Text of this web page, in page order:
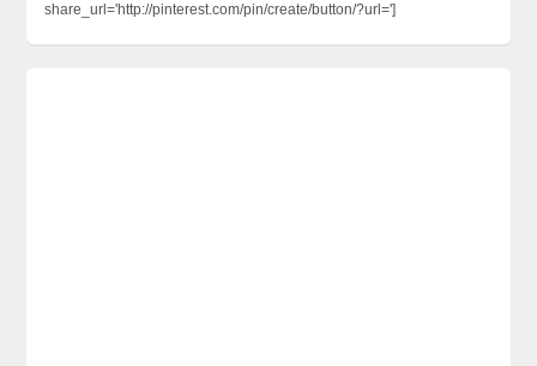
share_url='http://pinterest.com/pin/create/button/?url=']